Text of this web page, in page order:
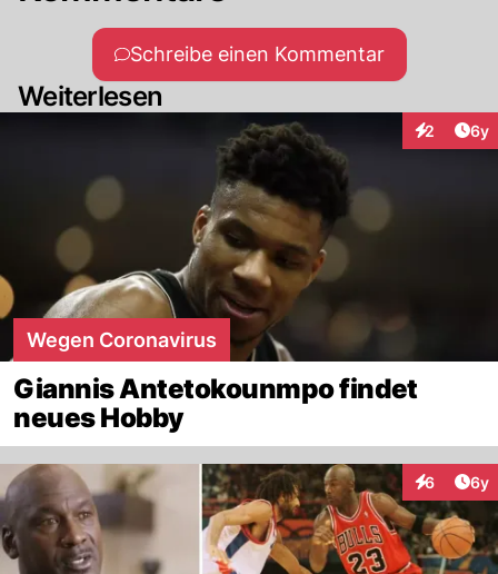
Schreibe einen Kommentar
Weiterlesen
2 6y
Wegen Coronavirus
Giannis Antetokounmpo findet
neues Hobby
6 6y